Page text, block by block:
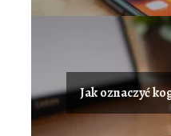
Jak oznaczyć